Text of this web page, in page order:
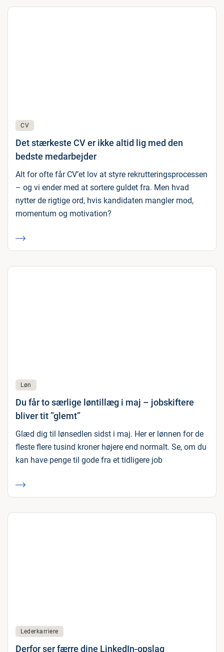
CV
Det stærkeste CV er ikke altid lig med den
bedste medarbejder
Alt for ofte får CV’et lov at styre rekrutteringsprocessen
– og vi ender med at sortere guldet fra. Men hvad
nytter de rigtige ord, hvis kandidaten mangler mod,
momentum og motivation?
Løn
Du får to særlige løntillæg i maj – jobskiftere
bliver tit ”glemt”
Glæd dig til lønsedlen sidst i maj. Her er lønnen for de
fleste flere tusind kroner højere end normalt. Se, om du
kan have penge til gode fra et tidligere job
Lederkarriere
Derfor ser færre dine LinkedIn-opslag